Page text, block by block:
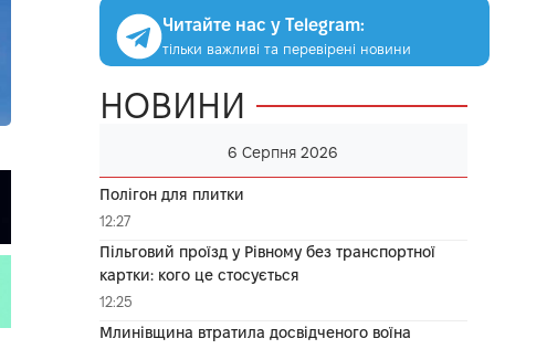
Читайте нас у Telegram:
тільки важливі та перевірені новини
НОВИНИ
6 Серпня 2026
Полігон для плитки
12:27
Пільговий проїзд у Рівному без транспортної
картки: кого це стосується
12:25
Млинівщина втратила досвідченого воїна